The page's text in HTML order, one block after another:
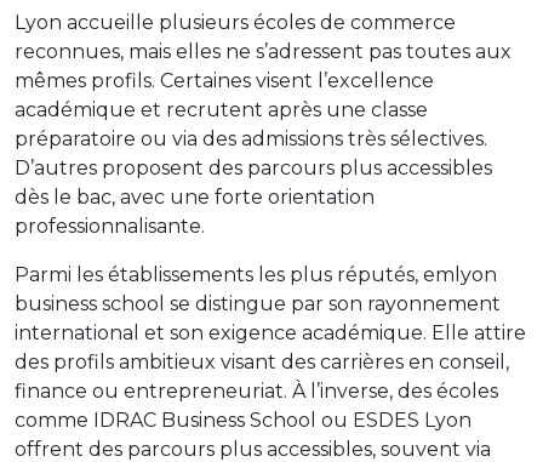
Lyon accueille plusieurs écoles de commerce
reconnues, mais elles ne s’adressent pas toutes aux
mêmes profils. Certaines visent l’excellence
académique et recrutent après une classe
préparatoire ou via des admissions très sélectives.
D’autres proposent des parcours plus accessibles
dès le bac, avec une forte orientation
professionnalisante.
Parmi les établissements les plus réputés, emlyon
business school se distingue par son rayonnement
international et son exigence académique. Elle attire
des profils ambitieux visant des carrières en conseil,
finance ou entrepreneuriat. À l’inverse, des écoles
comme IDRAC Business School ou ESDES Lyon
offrent des parcours plus accessibles, souvent via